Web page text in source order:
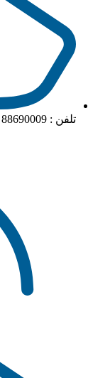
تلفن : 88690009 -021 - واحد فروش داخلی 1